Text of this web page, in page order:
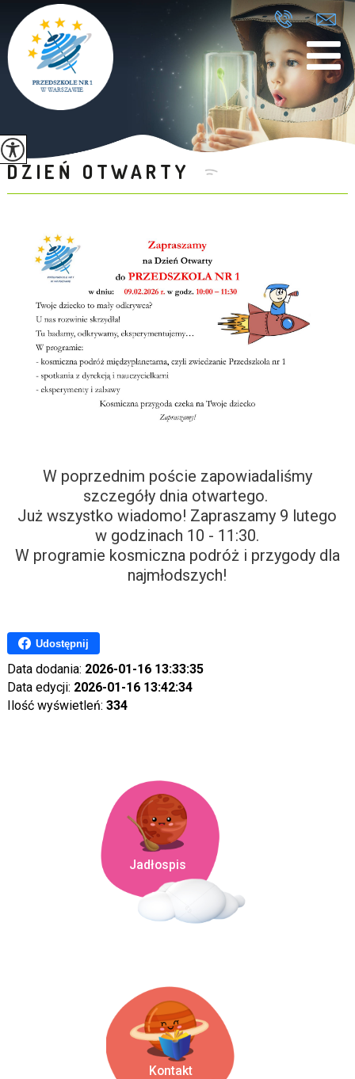
DZIEŃ OTWARTY
W poprzednim poście zapowiadaliśmy
szczegóły dnia otwartego.
Już wszystko wiadomo! Zapraszamy 9 lutego
w godzinach 10 - 11:30.
W programie kosmiczna podróż i przygody dla
najmłodszych!
Udostępnij
Data dodania: 2026-01-16 13:33:35
Data edycji: 2026-01-16 13:42:34
Ilość wyświetleń: 334
Jadłospis
Kontakt